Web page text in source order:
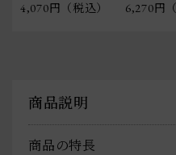
4,070円（税込） 6,270円
商品説明
商品の特長